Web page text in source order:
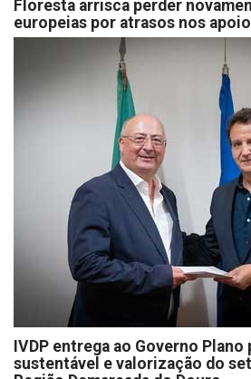
Floresta arrisca perder
europeias por atrasos nos
IVDP entrega ao Governo Plano
sustentável e valorização do